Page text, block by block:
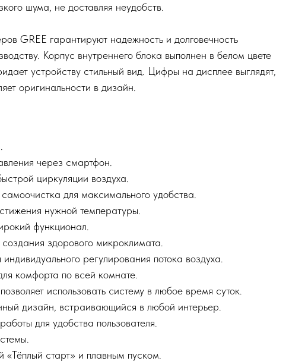
шума, не доставляя неудобств.
GREE гарантируют надежность и долговечность
Корпус внутреннего блока выполнен в белом цвете
устройству стильный вид. Цифры на дисплее выглядят,
оригинальности в дизайн.
через смартфон.
циркуляции воздуха.
для максимального удобства.
нужной температуры.
функционал.
здорового микроклимата.
регулирования потока воздуха.
комфорта по всей комнате.
использовать систему в любое время суток.
дизайн, встраивающийся в любой интерьер.
для удобства пользователя.
старт» и плавным пуском.